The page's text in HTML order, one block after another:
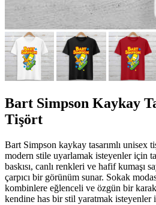
Bart Simpson Kaykay
Tişört
Bart Simpson kaykay tasarımlı unisex
modern stile uyarlamak isteyenler için
baskısı, canlı renkleri ve hafif kumaşı
çarpıcı bir görünüm sunar. Sokak
kombinlere eğlenceli ve özgün bir
kendine has bir stil yaratmak isteyenler